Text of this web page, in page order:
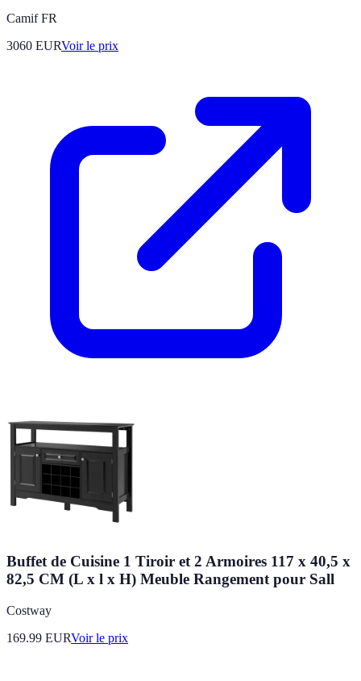
Camif FR
3060 EURVoir le prix
Buffet de Cuisine 1 Tiroir et 2 Armoires 117 x 40,5 x
82,5 CM (L x l x H) Meuble Rangement pour Sall
Costway
169.99 EURVoir le prix